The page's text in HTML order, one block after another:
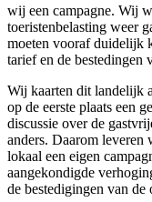
wij een campagne. Wij
toeristenbelasting weer
moeten vooraf duidelijk
tarief en de bestedingen
Wij kaarten dit landelijk
op de eerste plaats een
discussie over de
anders. Daarom
lokaal een eigen
aangekondigde
de bestedigingen van de